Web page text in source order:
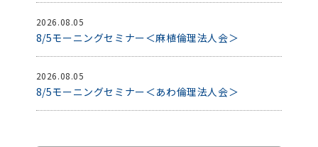
2026.08.05
8/5モーニングセミナー＜麻植倫理法人会＞
2026.08.05
8/5モーニングセミナー＜あわ倫理法人会＞